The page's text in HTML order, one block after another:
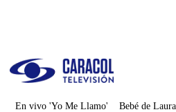
En vivo 'Yo Me Llamo' Bebé de